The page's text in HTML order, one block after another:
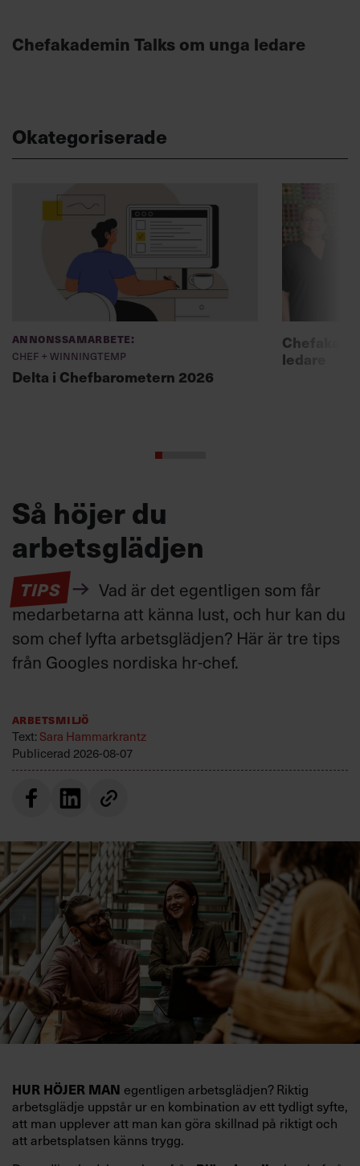
Chefakademin Talks om unga ledare
Okategoriserade
Annonssamarbete:
Chef + Winningtemp
Delta i Chefbarometern 2026
ledare
Så höjer du
arbetsglädjen
TIPS
Vad är det egentligen som får
medarbetarna att känna lust, och hur kan du
som chef lyfta arbetsglädjen? Här är tre tips
från Googles nordiska hr-chef.
Arbetsmiljö
Text: Sara Hammarkrantz
Publicerad 2026-08-07
HUR HÖJER MAN egentligen arbetsglädjen? Riktig
arbetsglädje uppstår ur en kombination av ett tydligt syfte,
att man upplever att man kan göra skillnad på riktigt och
att arbetsplatsen känns trygg.